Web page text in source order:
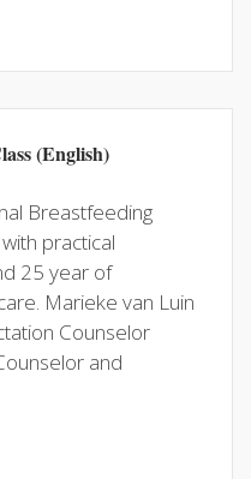
(English)
Breastfeeding
practical
25 year of
Marieke van Luin
Counselor
and